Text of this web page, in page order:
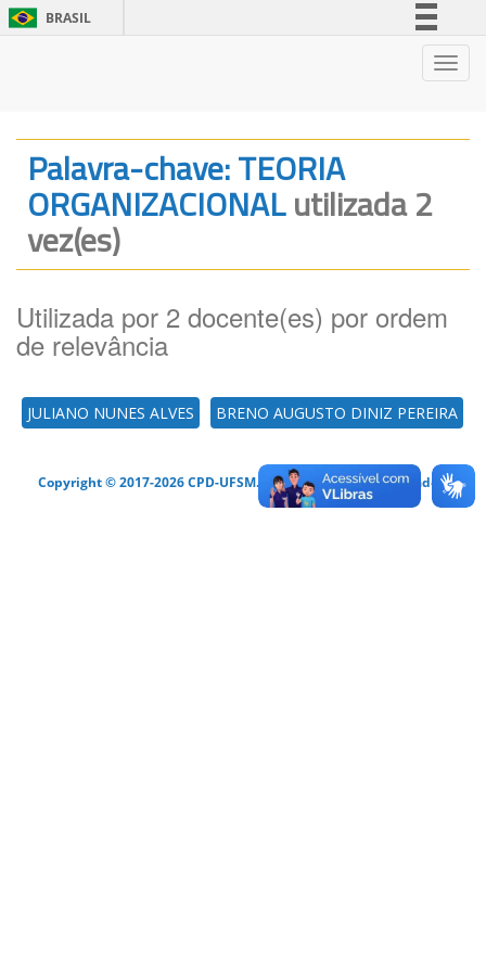
BRASIL
Legislação
Canais
Palavra-chave: TEORIA
ORGANIZACIONALutilizada 2
vez(es)
Utilizada por 2 docente(es) por ordem
de relevância
JULIANO NUNES ALVES BRENO AUGUSTO DINIZ PEREIRA
Copyright © 2017-2026 CPD-UFSM. Todos os direitos reservados.